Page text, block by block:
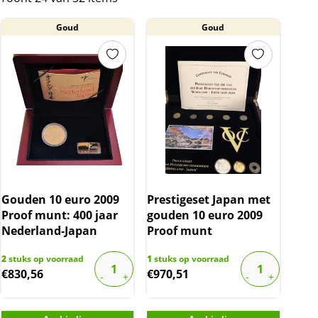
BTW
Gouden munten zijn vrijgesteld van BTW.
Goud
Gouden 10 euro 2009
Proof munt: 400 jaar
Nederland-Japan
2stuks op voorraad
€830,56
Goud
Prestigeset Japan met
gouden 10 euro 2009
Proof munt
1 stuks op voorraad
€970,51